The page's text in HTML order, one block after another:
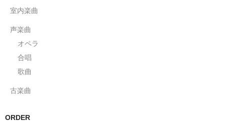
室内楽曲
声楽曲
オペラ
合唱
歌曲
古楽曲
ORDER